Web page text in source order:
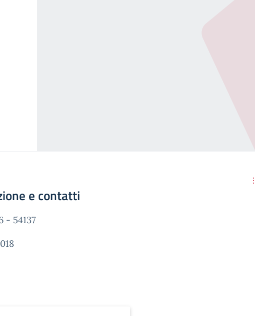
e contatti
- 54137